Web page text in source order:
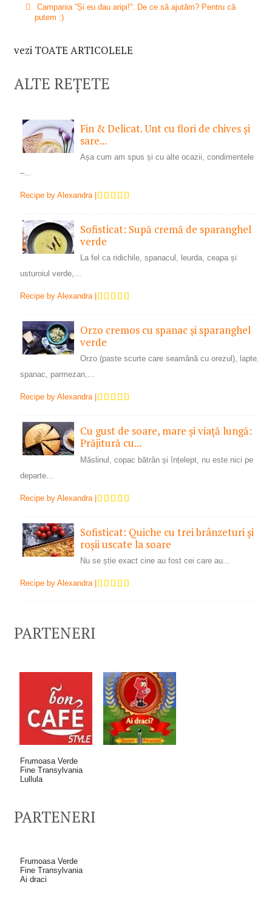
Campania ”Și eu dau aripi!”: De ce să ajutăm? Pentru că
putem :)
vezi TOATE ARTICOLELE
ALTE REȚETE
Fin & Delicat. Unt cu flori de chives și
sare...
Așa cum am spus și cu alte ocazii, condimentele
–...
Recipe by Alexandra|
Sofisticat: Supă cremă de sparanghel
verde
La fel ca ridichile, spanacul, leurda, ceapa și
usturoiul verde,...
Recipe by Alexandra|
Orzo cremos cu spanac și sparanghel
verde
Orzo (paste scurte care seamănă cu orezul), lapte,
spanac, parmezan,...
Recipe by Alexandra|
Cu gust de soare, mare și viață lungă:
Prăjitură cu...
Măslinul, copac bătrân și înțelept, nu este nici pe
departe...
Recipe by Alexandra|
Sofisticat: Quiche cu trei brânzeturi și
roșii uscate la soare
Nu se știe exact cine au fost cei care au...
Recipe by Alexandra|
PARTENERI
Frumoasa Verde
Fine Transylvania
Lullula
PARTENERI
Frumoasa Verde
Fine Transylvania
Ai draci